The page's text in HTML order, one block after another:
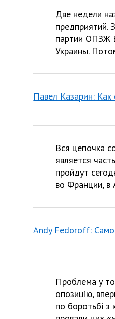
Две недели
предприятий.
партии ОПЗЖ
Украины.
Павел Казарин: Как
Вся цепочка
является
пройдут
во Франции, в
Andy Fedoroff:
Проблема у
опозицію,
по боротьбі з